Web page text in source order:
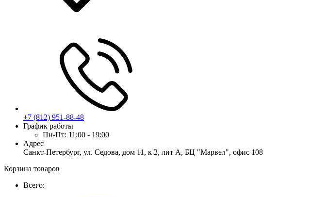
+7 (812) 951-88-48
График работы
Пн-Пт: 11:00 - 19:00
Адрес
Санкт-Петербург, ул. Седова, дом 11, к 2, лит А, БЦ "Марвел", офис 108
Корзина товаров
Всего: